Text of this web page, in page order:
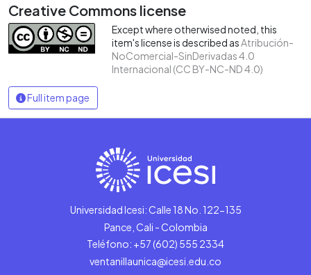
Creative Commons license
Except where otherwised noted, this
item's license is described asAtribución-
NoComercial-SinDerivadas 4.0
Internacional (CC BY-NC-ND 4.0)
Full item page
Universidad Icesi: Calle 18 No. 122-135
Pance, Cali - Colombia
Teléfono: +57 (602) 555 2334
ventanillaunica@icesi.edu.co